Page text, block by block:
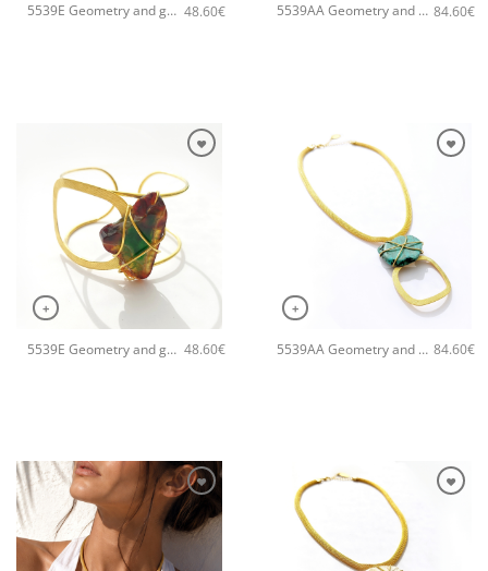
5539E Geometry and geodes χειροποίητο βραχιόλι Catherine bijoux Άσπρο 48.60€ 5539AA Geometry and geodes χειροποίητο κολιέ Catherine bijoux Κίτρινο 84.60€
+
5539E Geometry and geodes χειροποίητο βραχιόλι Catherine bijoux Πράσινο 48.60€
+
5539AA Geometry and geodes χειροποίητο κολιέ Catherine bijoux Τυρκουάζ 84.60€